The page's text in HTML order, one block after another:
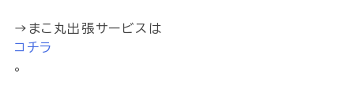
→まこ丸出張サービスは
コチラ
。